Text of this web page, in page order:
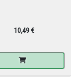
10,49 €